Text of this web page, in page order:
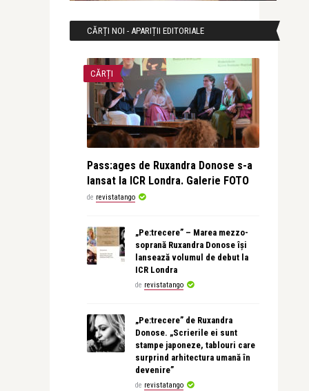
CĂRȚI NOI - APARIȚII EDITORIALE
CĂRȚI
Pass:ages de Ruxandra Donose s-a
lansat la ICR Londra. Galerie FOTO
de revistatango
„Pe:trecere” – Marea mezzo-
soprană Ruxandra Donose își
lansează volumul de debut la
ICR Londra
de revistatango
„Pe:trecere” de Ruxandra
Donose. „Scrierile ei sunt
stampe japoneze, tablouri care
surprind arhitectura umană în
devenire”
de revistatango